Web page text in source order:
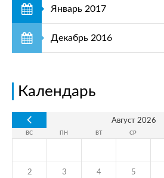
Январь 2017
Декабрь 2016
Календарь
Август 2026
ВС ПН ВТ СР
2 3 4 5